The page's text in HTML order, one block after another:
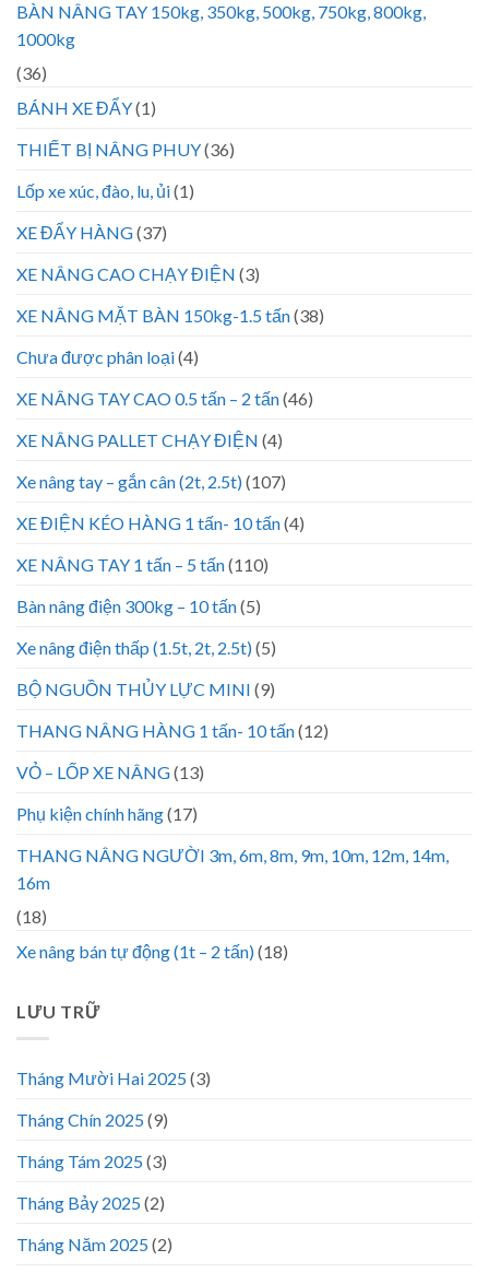
BÀN NÂNG TAY 150kg, 350kg, 500kg, 750kg, 800kg,
1000kg
(36)
BÁNH XE ĐẨY(1)
THIẾT BỊ NÂNG PHUY(36)
Lốp xe xúc, đào, lu, ủi(1)
XE ĐẨY HÀNG(37)
XE NÂNG CAO CHẠY ĐIỆN (3)
XE NÂNG MẶT BÀN 150kg-1.5 tấn(38)
Chưa được phân loại(4)
XE NÂNG TAY CAO 0.5 tấn – 2 tấn(46)
XE NÂNG PALLET CHẠY ĐIỆN (4)
Xe nâng tay – gắn cân (2t, 2.5t)(107)
XE ĐIỆN KÉO HÀNG 1 tấn- 10 tấn(4)
XE NÂNG TAY 1 tấn – 5 tấn(110)
Bàn nâng điện 300kg – 10 tấn(5)
Xe nâng điện thấp (1.5t, 2t, 2.5t)(5)
BỘ NGUỒN THỦY LỰC MINI (9)
THANG NÂNG HÀNG 1 tấn- 10 tấn(12)
VỎ – LỐP XE NÂNG(13)
Phụ kiện chính hãng(17)
THANG NÂNG NGƯỜI 3m, 6m, 8m, 9m, 10m, 12m, 14m,
16m
(18)
Xe nâng bán tự động (1t – 2 tấn)(18)
LƯU TRỮ
Tháng Mười Hai 2025(3)
Tháng Chín 2025(9)
Tháng Tám 2025(3)
Tháng Bảy 2025(2)
Tháng Năm 2025(2)